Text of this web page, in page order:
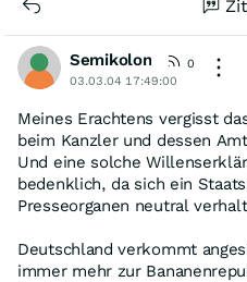
Semikolon
0
03.03.04 17:49:00
Meines Erachtens vergisst
beim Kanzler und dessen
Und eine solche
bedenklich, da sich ein
Presseorganen neutral
Deutschland verkommt
immer mehr zur